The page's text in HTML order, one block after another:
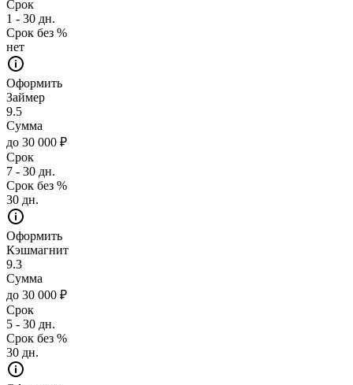
Срок
1 - 30 дн.
Срок без %
нет
Оформить
Займер
9.5
Сумма
до 30 000 ₽
Срок
7 - 30 дн.
Срок без %
30 дн.
Оформить
Кэшмагнит
9.3
Сумма
до 30 000 ₽
Срок
5 - 30 дн.
Срок без %
30 дн.